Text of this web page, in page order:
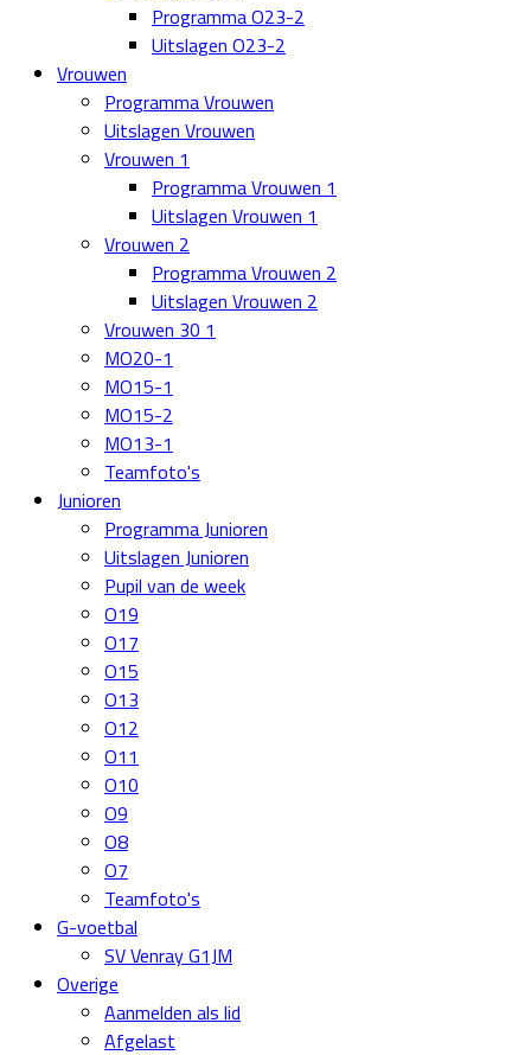
Programma O23-2
Uitslagen O23-2
Vrouwen
Programma Vrouwen
Uitslagen Vrouwen
Vrouwen 1
Programma Vrouwen 1
Uitslagen Vrouwen 1
Vrouwen 2
Programma Vrouwen 2
Uitslagen Vrouwen 2
Vrouwen 30 1
MO20-1
MO15-1
MO15-2
MO13-1
Teamfoto's
Junioren
Programma Junioren
Uitslagen Junioren
Pupil van de week
O19
O17
O15
O13
O12
O11
O10
O9
O8
O7
Teamfoto's
G-voetbal
SV Venray G1JM
Overige
Aanmelden als lid
Afgelast